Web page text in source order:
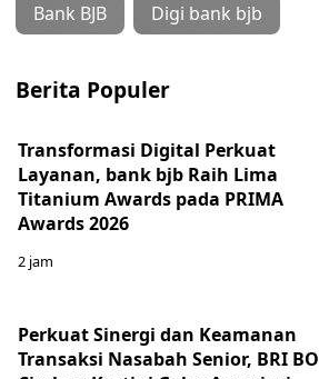
Bank BJB Digi bank bjb
Berita Populer
Transformasi Digital Perkuat
Layanan, bank bjb Raih Lima
Titanium Awards pada PRIMA
Awards 2026
2 jam
Perkuat Sinergi dan Keamanan
Transaksi Nasabah Senior, BRI BO